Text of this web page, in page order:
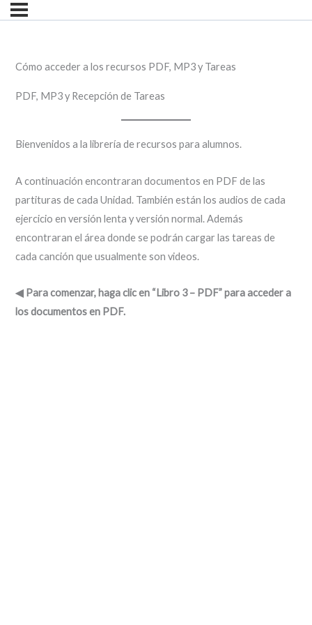
Cómo acceder a los recursos PDF, MP3 y Tareas
PDF, MP3 y Recepción de Tareas
Bienvenidos a la librería de recursos para alumnos.
A continuación encontraran documentos en PDF de las
partituras de cada Unidad. También están los audios de cada
ejercicio en versión lenta y versión normal. Además
encontraran el área donde se podrán cargar las tareas de
cada canción que usualmente son videos.
◀ Para comenzar, haga clic en “Libro 3 – PDF” para acceder a
los documentos en PDF.